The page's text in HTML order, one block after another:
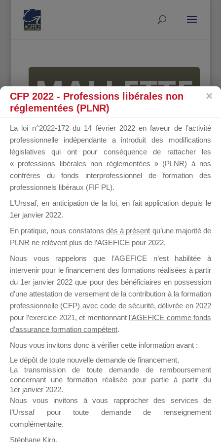
MALLETTE
DU
DIRIGEANT
il y a un mois
Ce groupe est destiné aux Organismes de
Formation qui souhaitent répondre à l’Appel à
Propositions Mallette du Dirigeant.
Ce groupe propose un forum dédié au support
sur lequel il est possible de laisser un message
ou poser une question.
NB : Il est nécessaire d’être
pouvoir rejoindre ce groupe
CFP 2022 - Professions libérales non
réglementées (PLNR)
La loi n°2022-172 du 14 février 2022 en faveur de l’activité
professionnelle indépendante a introduit des modifications
législatives qui ont pour conséquence de rattacher les
« professions libérales non réglementées » (PLNR) à nos
confrères du fonds interprofessionnel de formation des
professionnels libéraux (FIF PL).
L’Urssaf, en anticipation de la loi, en fait application depuis le
1er janvier 2022.
En pratique, nous constatons dès à présent qu’une majorité de
PLNR ne relèvent plus de l’AGEFICE pour 2022.
Nous vous rappelons que l’AGEFICE n’est habilitée à
intervenir pour le financement des formations réalisées à partir
du 1er janvier 2022 que pour des bénéficiaires en possession
d’une attestation de versement de la contribution à la formation
professionnelle (CFP) avec code de sécurité, délivrée en 2022
pour l’exercice 2021, et mentionnant l’AGEFICE comme fonds
d’assurance formation compétent.
Nous vous invitons donc à vérifier cette information avant :
Le dépôt de toute nouvelle demande de financement,
La transmission de toute demande de remboursement
concernant une formation réalisée pour partie à partir du
1er janvier 2022.
Nous vous invitons à vous rapprocher des services de
l’Urssaf pour toute demande de renseignement
complémentaire.
Stéphane Kirn,